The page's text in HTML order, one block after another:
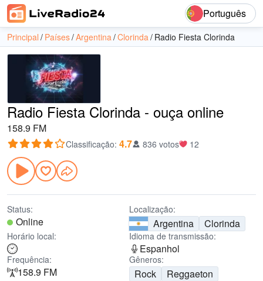
Português
Principal Países Argentina Clorinda Radio Fiesta Clorinda
Radio Fiesta Clorinda - ouça online
158.9 FM
Classificação: 4.7 836 votos 12
Status:
Online
Localização:
Argentina Clorinda
Horário local: Idioma de transmissão:
Espanhol
Frequência:
158.9 FM
Gêneros:
Rock
Reggaeton